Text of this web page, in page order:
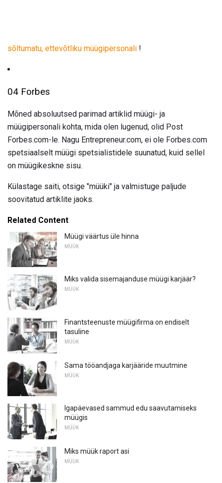
sõltumatu, ettevõtliku müügipersonali !
04 Forbes
Mõned absoluutsed parimad artiklid müügi- ja
müügipersonali kohta, mida olen lugenud, olid Post
Forbes.com-le. Nagu Entrepreneur.com, ei ole Forbes.com
spetsiaalselt müügi spetsialistidele suunatud, kuid sellel
on müügikeskne sisu.
Külastage saiti, otsige "müüki" ja valmistuge paljude
soovitatud artiklite jaoks.
Related Content
Müügi väärtus üle hinna
MÜÜK
Miks valida sisemajanduse müügi karjäär?
MÜÜK
Finantsteenuste müügifirma on endiselt
tasuline
MÜÜK
Sama tööandjaga karjääride muutmine
MÜÜK
Igapäevased sammud edu saavutamiseks
müügis
MÜÜK
Miks müük raport asi
MÜÜK